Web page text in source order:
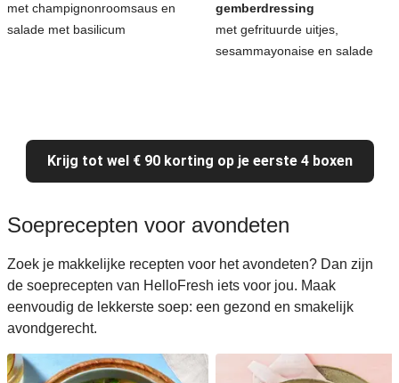
met champignonroomsaus en
salade met basilicum
gemberdressing
met gefrituurde uitjes,
sesammayonaise en salade
Krijg tot wel € 90 korting op je eerste 4 boxen
Soeprecepten voor avondeten
Zoek je makkelijke recepten voor het avondeten? Dan zijn
de soeprecepten van HelloFresh iets voor jou. Maak
eenvoudig de lekkerste soep: een gezond en smakelijk
avondgerecht.